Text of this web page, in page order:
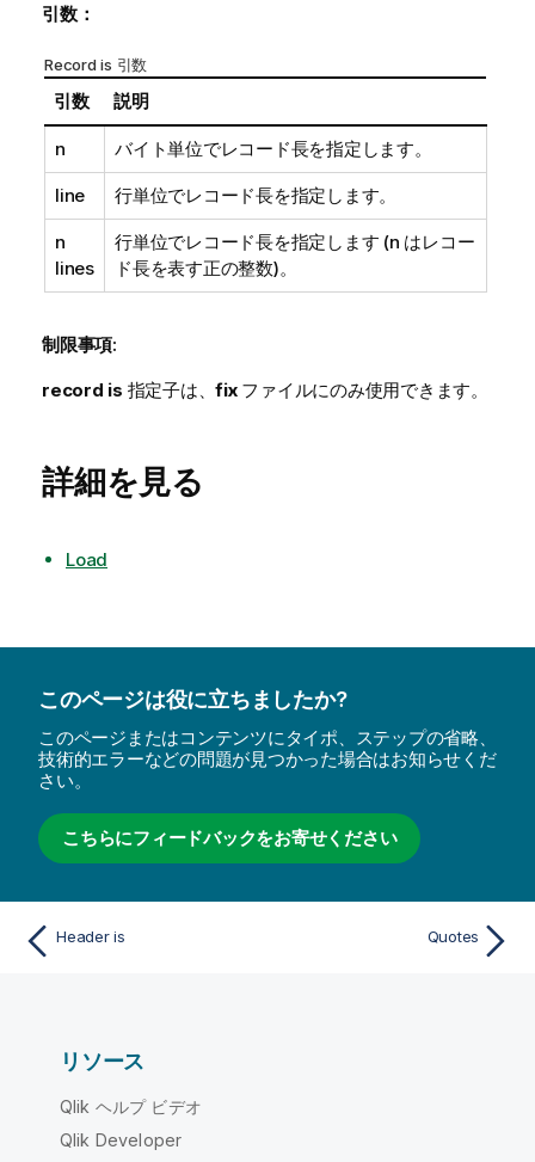
引数：
Record is 引数
引数 説明
n バイト単位でレコード長を指定します。
line 行単位でレコード長を指定します。
n
lines
行単位でレコード長を指定します (n はレコー
ド長を表す正の整数)。
制限事項:
record is 指定子は、fixファイルにのみ使用できます。
詳細を見る
Load
このページは役に立ちましたか?
このページまたはコンテンツにタイポ、ステップの省略、
技術的エラーなどの問題が見つかった場合はお知らせくだ
さい。
こちらにフィードバックをお寄せください
Header is Quotes
リソース
Qlik ヘルプ ビデオ
Qlik Developer